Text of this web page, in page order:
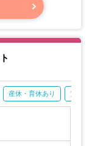
時に新しくする
を進めるための
産休・育休あり 賞与あ